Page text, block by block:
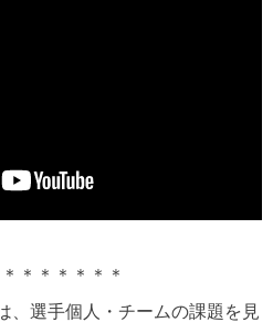
＊＊＊＊＊＊
、選手個人・チームの課題を見